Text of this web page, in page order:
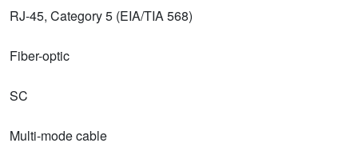
RJ-45, Category 5 (EIA/TIA 568)
Fiber-optic
SC
Multi-mode cable